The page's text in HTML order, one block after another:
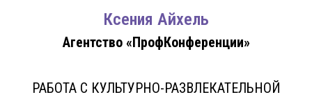
Ксения Айхель
Агентство «ПрофКонференции»
РАБОТА С КУЛЬТУРНО-РАЗВЛЕКАТЕЛЬНОЙ